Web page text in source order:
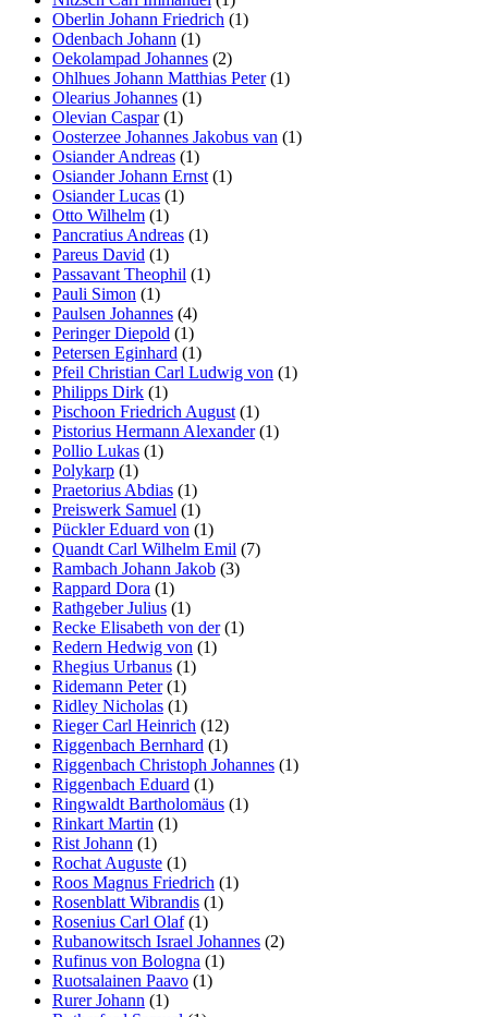
Oberlin Johann Friedrich (1)
Odenbach Johann (1)
Oekolampad Johannes (2)
Ohlhues Johann Matthias Peter(1)
Olearius Johannes (1)
Olevian Caspar(1)
Oosterzee Johannes Jakobus van (1)
Osiander Andreas (1)
Osiander Johann Ernst (1)
Osiander Lucas (1)
Otto Wilhelm (1)
Pancratius Andreas (1)
Pareus David (1)
Passavant Theophil (1)
Pauli Simon (1)
Paulsen Johannes (4)
Peringer Diepold (1)
Petersen Eginhard (1)
Pfeil Christian Carl Ludwig von (1)
Philipps Dirk (1)
Pischoon Friedrich August (1)
Pistorius Hermann Alexander(1)
Pollio Lukas (1)
Polykarp (1)
Praetorius Abdias (1)
Preiswerk Samuel (1)
Pückler Eduard von (1)
Quandt Carl Wilhelm Emil (7)
Rambach Johann Jakob (3)
Rappard Dora (1)
Rathgeber Julius (1)
Recke Elisabeth von der(1)
Redern Hedwig von (1)
Rhegius Urbanus (1)
Ridemann Peter(1)
Ridley Nicholas (1)
Rieger Carl Heinrich (12)
Riggenbach Bernhard (1)
Riggenbach Christoph Johannes (1)
Riggenbach Eduard (1)
Ringwaldt Bartholomäus (1)
Rinkart Martin (1)
Rist Johann (1)
Rochat Auguste (1)
Roos Magnus Friedrich (1)
Rosenblatt Wibrandis (1)
Rosenius Carl Olaf(1)
Rubanowitsch Israel Johannes (2)
Rufinus von Bologna (1)
Ruotsalainen Paavo (1)
Rurer Johann (1)